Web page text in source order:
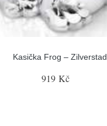
Kasička Frog – Zilverstad
919 Kč